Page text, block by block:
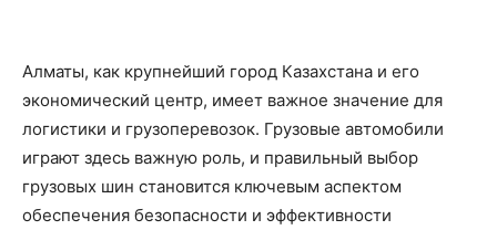
Алматы, как крупнейший город Казахстана и его
экономический центр, имеет важное значение для
логистики и грузоперевозок. Грузовые автомобили
играют здесь важную роль, и правильный выбор
грузовых шин становится ключевым аспектом
обеспечения безопасности и эффективности